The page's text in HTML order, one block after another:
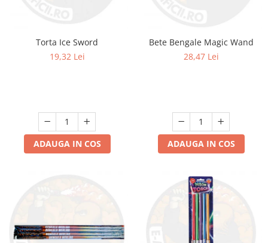
Torta Ice Sword
19,32 Lei
ADAUGA IN COS
Bete Bengale Magic Wand
28,47 Lei
ADAUGA IN COS